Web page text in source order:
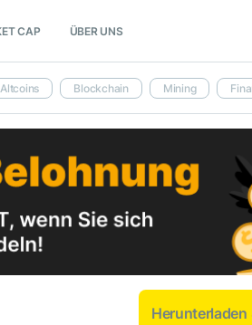
CAP ÜBER UNS
Altcoins Blockchain Mining
Herunterladen